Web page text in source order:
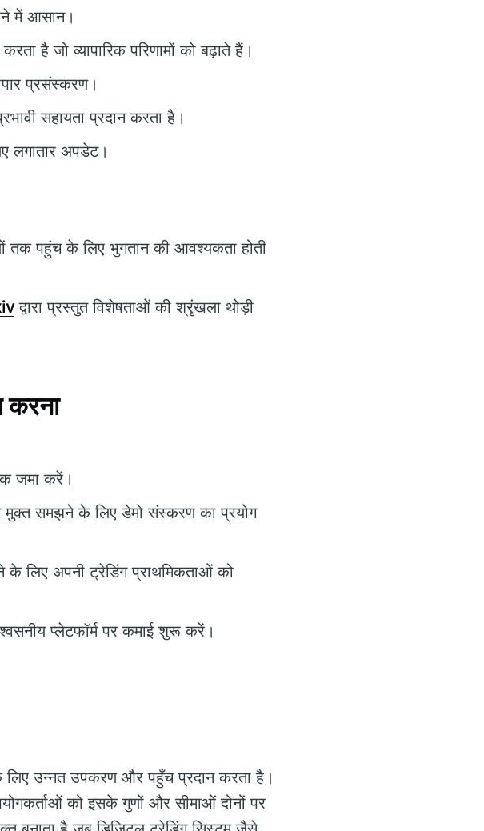
में आसान।
है जो व्यापारिक परिणामों को बढ़ाते हैं।
प्रसंस्करण।
सहायता प्रदान करता है।
लगातार अपडेट।
पहुंच के लिए भुगतान की आवश्यकता होती
द्वारा प्रस्तुत विशेषताओं की श्रृंखला थोड़ी
जमा करें।
समझने के लिए डेमो संस्करण का प्रयोग
के लिए अपनी ट्रेडिंग प्राथमिकताओं को
प्लेटफॉर्म पर कमाई शुरू करें।
लिए उन्नत उपकरण और पहुँच प्रदान करता है।
को इसके गुणों और सीमाओं दोनों पर